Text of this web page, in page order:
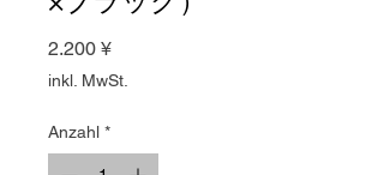
2.200 ¥Preis
inkl. MwSt.
Anzahl *